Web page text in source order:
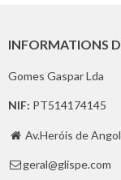
INFORMATIONS
Gomes Gaspar Lda
NIF: PT514174145
 Av.Heróis de
 geral@glispe.com